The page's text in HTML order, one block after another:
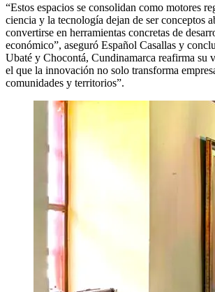
“Estos espacios se consolidan como motores
ciencia y la tecnología dejan de ser conceptos
convertirse en herramientas concretas de
económico”, aseguró Español Casallas y
Ubaté y Chocontá, Cundinamarca reafirma su
el que la innovación no solo transforma
comunidades y territorios”.